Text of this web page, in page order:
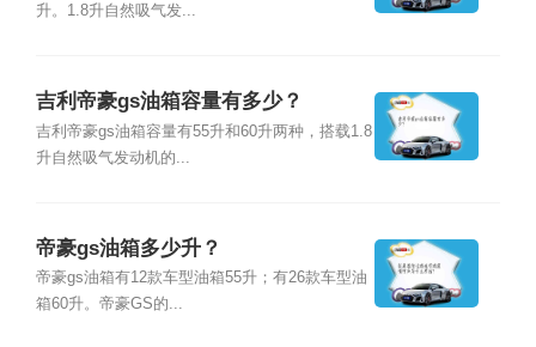
升。1.8升自然吸气发...
吉利帝豪gs油箱容量有多少？
吉利帝豪gs油箱容量有55升和60升两种，搭载1.8
升自然吸气发动机的...
帝豪gs油箱多少升？
帝豪gs油箱有12款车型油箱55升；有26款车型油
箱60升。帝豪GS的...